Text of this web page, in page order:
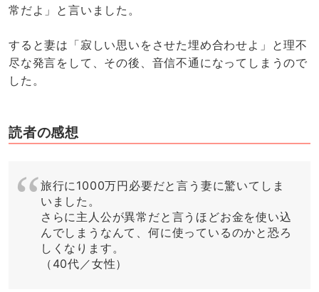
常だよ」と言いました。
すると妻は「寂しい思いをさせた埋め合わせよ」と理不
尽な発言をして、その後、音信不通になってしまうので
した。
読者の感想
旅行に1000万円必要だと言う妻に驚いてしま
いました。
さらに主人公が異常だと言うほどお金を使い込
んでしまうなんて、何に使っているのかと恐ろ
しくなります。
（40代／女性）